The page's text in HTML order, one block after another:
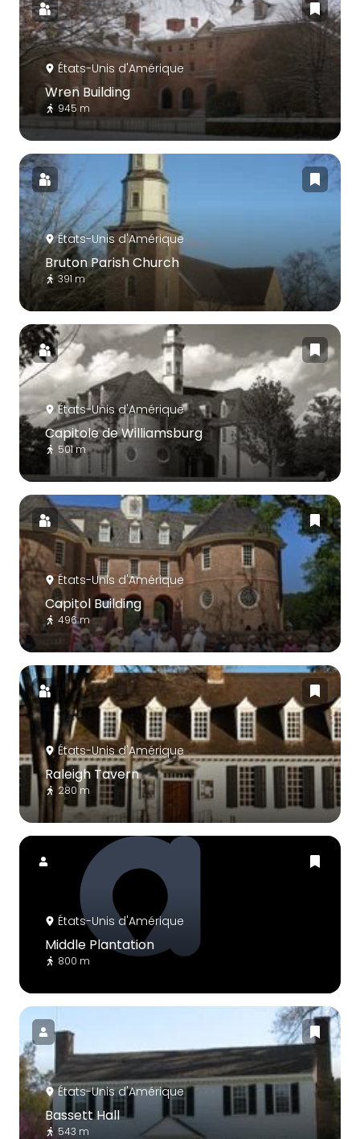
États-Unis d'Amérique
Wren Building
945 m
États-Unis d'Amérique
Bruton Parish Church
391 m
États-Unis d'Amérique
Capitole de Williamsburg
501 m
États-Unis d'Amérique
Capitol Building
496 m
États-Unis d'Amérique
Raleigh Tavern
280 m
États-Unis d'Amérique
Middle Plantation
800 m
États-Unis d'Amérique
Bassett Hall
543 m